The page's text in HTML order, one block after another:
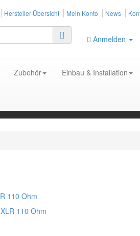
Hersteller-Übersicht Mein Konto News
Anmelden
Zubehör Einbau & Installation
XLR 110 Ohm